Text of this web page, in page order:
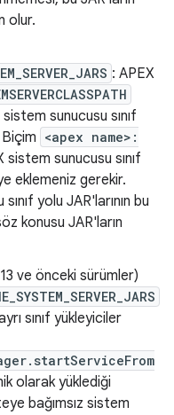
olur.
: APEX
sunucusu sınıf
Biçim <apex name>:
sistem sunucusu sınıf
eklemeniz gerekir.
yolu JAR'larının bu
konusu JAR'ların
ve önceki sürümler)
sınıf yükleyiciler
olarak yüklediği
bağımsız sistem